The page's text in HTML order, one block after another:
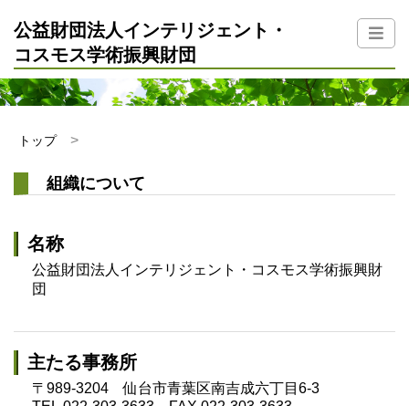
公益財団法人インテリジェント・
コスモス学術振興財団
トップ
組織について
名称
公益財団法人インテリジェント・コスモス学術振興財
団
主たる事務所
〒989-3204 仙台市青葉区南吉成六丁目6-3